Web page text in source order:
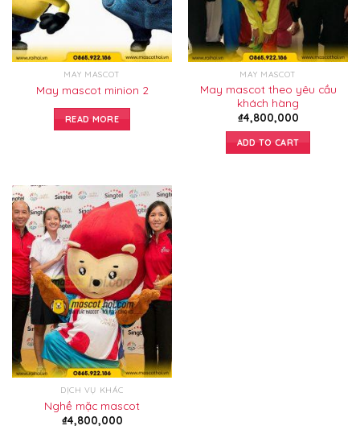
MAY MASCOT
May mascot minion 2
READ MORE
MAY MASCOT
May mascot theo yêu cầu
khách hàng
₫4,800,000
ADD TO CART
DỊCH VỤ KHÁC
Nghề mặc mascot
₫4,800,000